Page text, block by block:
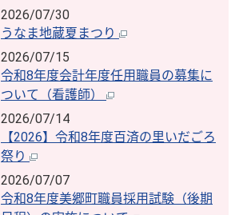
2026/07/30
うなま地蔵夏まつり
2026/07/15
令和8年度会計年度任用職員の募集に
ついて（看護師）
2026/07/14
【2026】令和8年度百済の里いだごろ
祭り
2026/07/07
令和8年度美郷町職員採用試験（後期